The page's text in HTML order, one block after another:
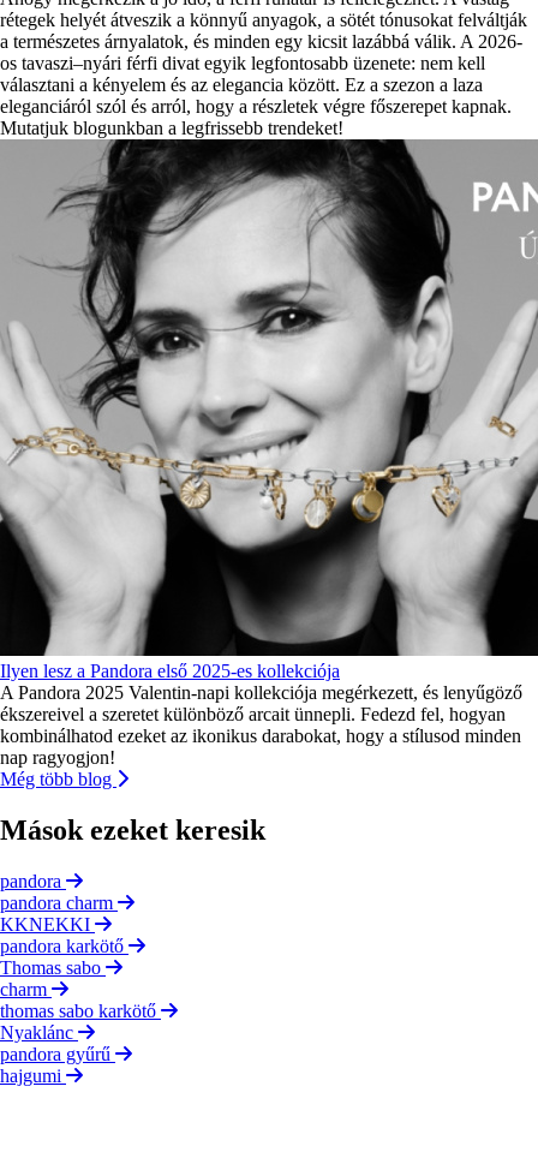
rétegek helyét átveszik a könnyű anyagok, a sötét tónusokat felváltják
a természetes árnyalatok, és minden egy kicsit lazábbá válik. A 2026-
os tavaszi–nyári férfi divat egyik legfontosabb üzenete: nem kell
választani a kényelem és az elegancia között. Ez a szezon a laza
eleganciáról szól és arról, hogy a részletek végre főszerepet kapnak.
Mutatjuk blogunkban a legfrissebb trendeket!
Ilyen lesz a Pandora első 2025-es kollekciója
A Pandora 2025 Valentin-napi kollekciója megérkezett, és lenyűgöző
ékszereivel a szeretet különböző arcait ünnepli. Fedezd fel, hogyan
kombinálhatod ezeket az ikonikus darabokat, hogy a stílusod minden
nap ragyogjon!
Még több blog
Mások ezeket keresik
pandora
pandora charm
KKNEKKI
pandora karkötő
Thomas sabo
charm
thomas sabo karkötő
Nyaklánc
pandora gyűrű
hajgumi